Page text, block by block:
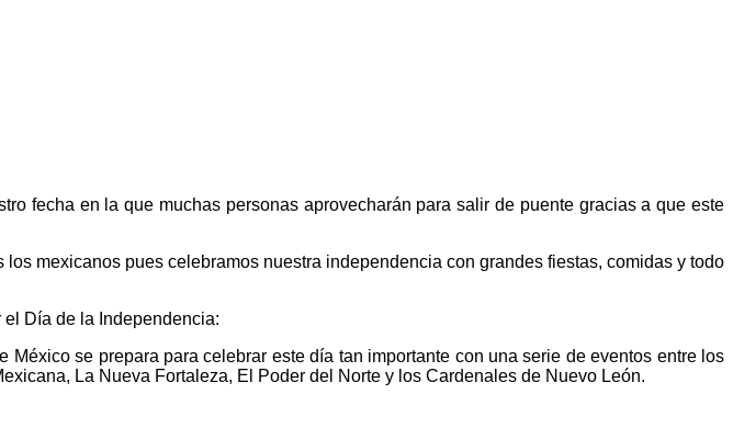
fecha en la que muchas personas aprovecharán para salir de puente gracias a que este
mexicanos pues celebramos nuestra independencia con grandes fiestas, comidas y todo
Día de la Independencia:
México se prepara para celebrar este día tan importante con una serie de eventos entre los
La Nueva Fortaleza, El Poder del Norte y los Cardenales de Nuevo León.